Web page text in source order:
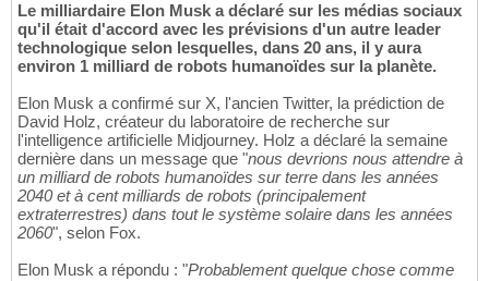
Le milliardaire Elon Musk a déclaré sur les médias sociaux
qu'il était d'accord avec les prévisions d'un autre leader
technologique selon lesquelles, dans 20 ans, il y aura
environ 1 milliard de robots humanoïdes sur la planète.
Elon Musk a confirmé sur X, l'ancien Twitter, la prédiction de
David Holz, créateur du laboratoire de recherche sur
l'intelligence artificielle Midjourney. Holz a déclaré la semaine
dernière dans un message que "nous devrions nous attendre à
un milliard de robots humanoïdes sur terre dans les années
2040 et à cent milliards de robots (principalement
extraterrestres) dans tout le système solaire dans les années
2060", selon Fox.
Elon Musk a répondu : "Probablement quelque chose comme